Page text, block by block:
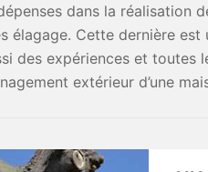
dans la réalisation
élagage. Cette dernière
des expériences et toutes
extérieur d’une